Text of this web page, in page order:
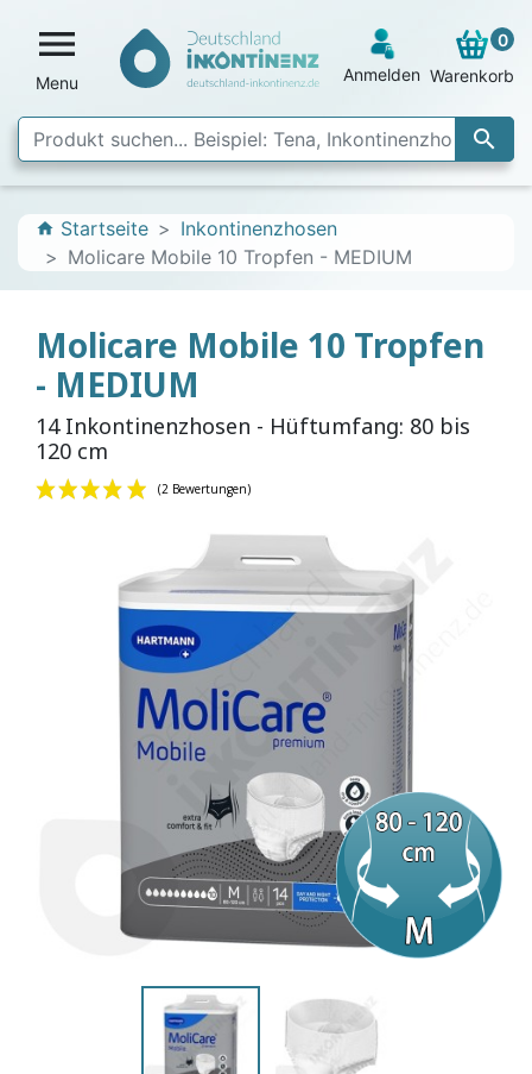

Menu

Anmelden
0
Warenkorb
home Startseite
Inkontinenzhosen
Molicare Mobile 10 Tropfen - MEDIUM
Molicare Mobile 10 Tropfen
- MEDIUM
14 Inkontinenzhosen - Hüftumfang: 80 bis
120 cm
(2 Bewertungen)